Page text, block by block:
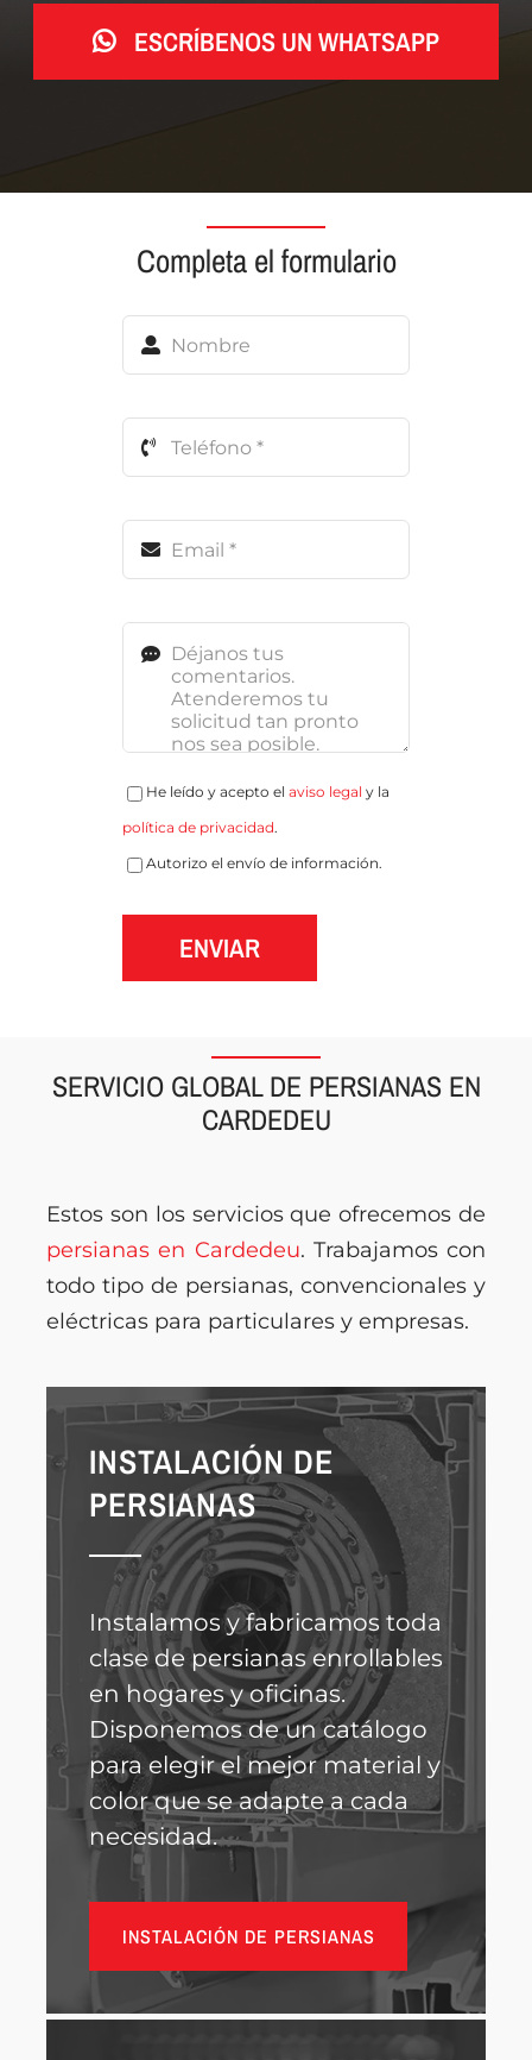
ESCRÍBENOS UN WHATSAPP
Completa el formulario
He leído y acepto elaviso legal y la
política de privacidad.
Autorizo el envío de información.
ENVIAR
SERVICIO GLOBAL DE PERSIANAS EN
CARDEDEU
Estos son los servicios que ofrecemos de
persianas en Cardedeu. Trabajamos con
todo tipo de persianas, convencionales y
eléctricas para particulares y empresas.
INSTALACIÓN DE
PERSIANAS
Instalamos y fabricamos toda
clase de persianas enrollables
en hogares y oficinas.
Disponemos de un catálogo
para elegir el mejor material y
color que se adapte a cada
necesidad.
INSTALACIÓN DE PERSIANAS